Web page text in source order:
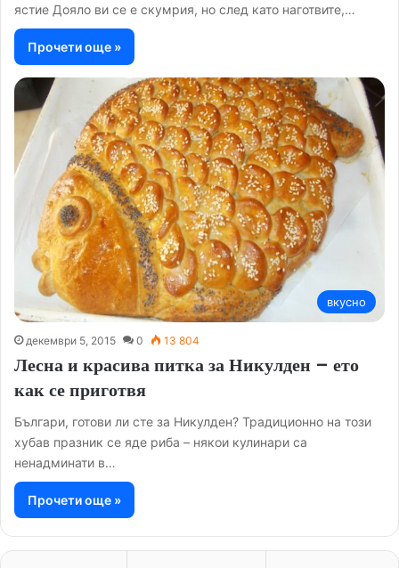
ястие Дояло ви се е скумрия, но след като наготвите,…
Прочети още »
вкусно
декември 5, 2015 0 13 804
Лесна и красива питка за Никулден – ето
как се приготвя
Българи, готови ли сте за Никулден? Традиционно на този
хубав празник се яде риба – някои кулинари са
ненадминати в…
Прочети още »